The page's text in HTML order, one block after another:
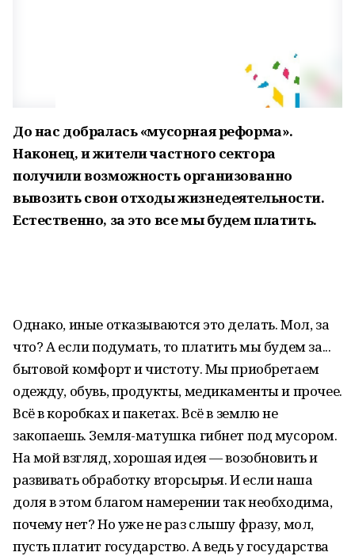
До нас добралась «мусорная реформа».
Наконец, и жители частного сектора
получили возможность организованно
вывозить свои отходы жизнедеятельности.
Естественно, за это все мы будем платить.
Однако, иные отказываются это делать. Мол, за
что? А если подумать, то платить мы будем за...
бытовой комфорт и чистоту. Мы приобретаем
одежду, обувь, продукты, медикаменты и прочее.
Всё в коробках и пакетах. Всё в землю не
закопаешь. Земля-матушка гибнет под мусором.
На мой взгляд, хорошая идея — возобновить и
развивать обработку вторсырья. И если наша
доля в этом благом намерении так необходима,
почему нет? Но уже не раз слышу фразу, мол,
пусть платит государство. А ведь у государства